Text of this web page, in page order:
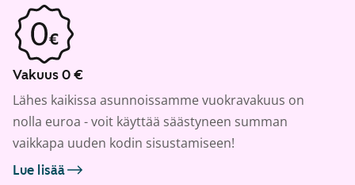
Vakuus 0 €
Lähes kaikissa asunnoissamme vuokravakuus on
nolla euroa - voit käyttää säästyneen summan
vaikkapa uuden kodin sisustamiseen!
Lue lisää